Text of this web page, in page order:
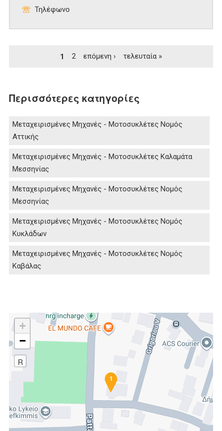
Τηλέφωνο
1 2 επόμενη › τελευταία »
Περισσότερες κατηγορίες
Μεταχειρισμένες Μηχανές - Μοτοσυκλέτες Νομός
Αττικής
Μεταχειρισμένες Μηχανές - Μοτοσυκλέτες Καλαμάτα
Μεσσηνίας
Μεταχειρισμένες Μηχανές - Μοτοσυκλέτες Νομός
Μεσσηνίας
Μεταχειρισμένες Μηχανές - Μοτοσυκλέτες Νομός
Κυκλάδων
Μεταχειρισμένες Μηχανές - Μοτοσυκλέτες Νομός
Καβάλας
1
+
−
R